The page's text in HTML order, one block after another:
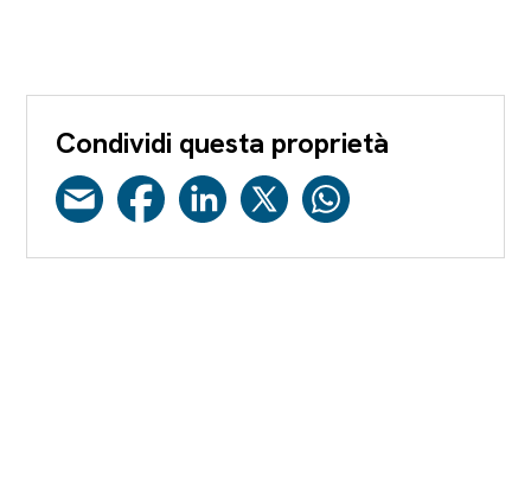
Condividi questa proprietà